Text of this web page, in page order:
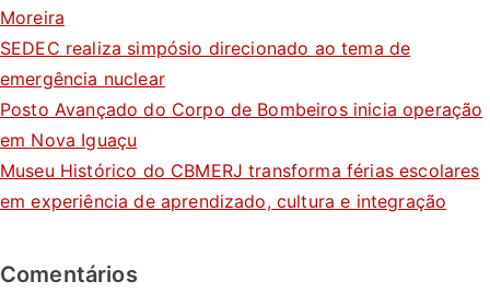
Moreira
SEDEC realiza simpósio direcionado ao tema de
emergência nuclear
Posto Avançado do Corpo de Bombeiros inicia operação
em Nova Iguaçu
Museu Histórico do CBMERJ transforma férias escolares
em experiência de aprendizado, cultura e integração
Comentários